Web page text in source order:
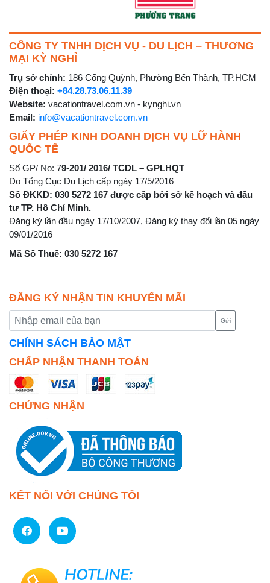
CÔNG TY TNHH DỊCH VỤ - DU LỊCH – THƯƠNG
MẠI KỲ NGHỈ
Trụ sở chính: 186 Cống Quỳnh, Phường Bến Thành, TP.HCM
Điện thoại: +84.28.73.06.11.39
Website: vacationtravel.com.vn - kynghi.vn
Email: info@vacationtravel.com.vn
GIẤY PHÉP KINH DOANH DỊCH VỤ LỮ HÀNH
QUỐC TẾ
Số GP/ No: 79-201/ 2016/ TCDL – GPLHQT
Do Tổng Cục Du Lịch cấp ngày 17/5/2016
Số ĐKKD: 030 5272 167 được cấp bởi sở kế hoạch và đầu
tư TP. Hồ Chí Minh.
Đăng ký lần đầu ngày 17/10/2007, Đăng ký thay đổi lần 05 ngày
09/01/2016
Mã Số Thuế: 030 5272 167
ĐĂNG KÝ NHẬN TIN KHUYẾN MÃI
Gửi
CHÍNH SÁCH BẢO MẬT
CHẤP NHẬN THANH TOÁN
CHỨNG NHẬN
KẾT NỐI VỚI CHÚNG TÔI